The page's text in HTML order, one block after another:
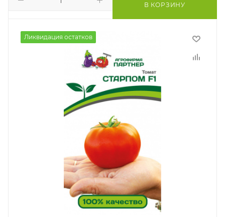
В КОРЗИНУ
Ликвидация остатков